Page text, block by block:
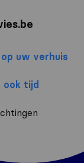
uw verhuis
ook tijd